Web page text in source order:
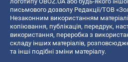
письмового дозволу Редакції/ТОВ
Незаконним використанням
копiювання, публiкацiя, передрук,
використання, переробка з
складу інших матеріалів,
та інші подібні зміни матеріалу.